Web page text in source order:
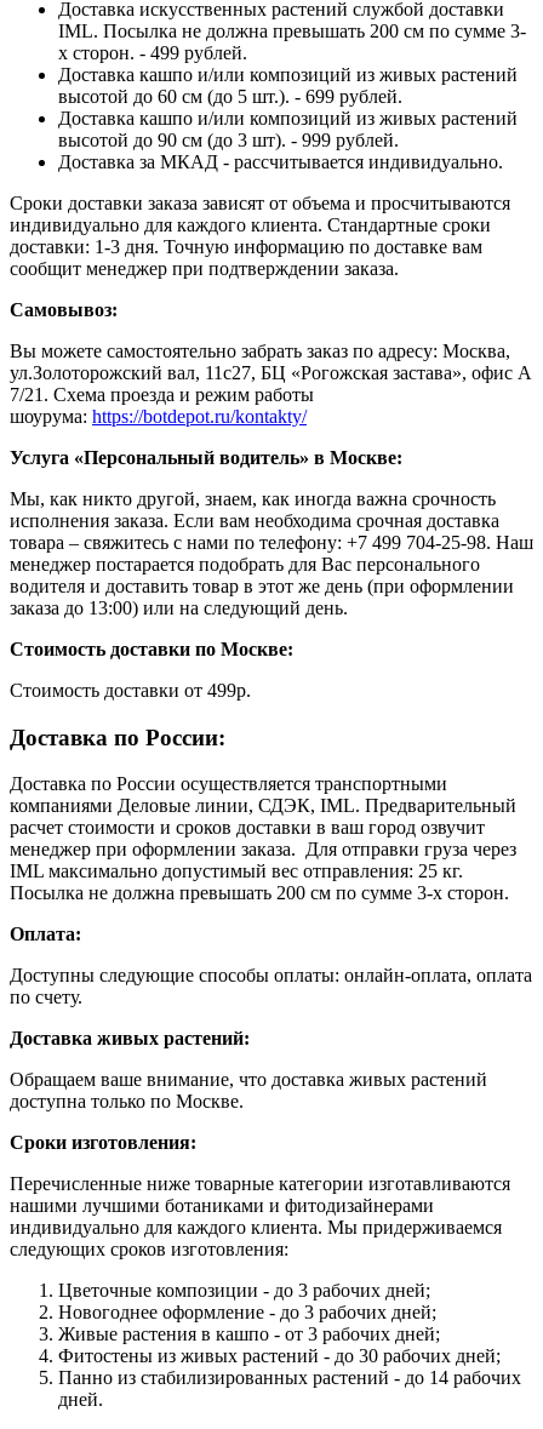
Доставка искусственных растений службой доставки
IML. Посылка не должна превышать 200 см по сумме 3-
х сторон. - 499 рублей.
Доставка кашпо и/или композиций из живых растений
высотой до 60 см (до 5 шт.). - 699 рублей.
Доставка кашпо и/или композиций из живых растений
высотой до 90 см (до 3 шт). - 999 рублей.
Доставка за МКАД - рассчитывается индивидуально.
Сроки доставки заказа зависят от объема и просчитываются
индивидуально для каждого клиента. Стандартные сроки
доставки: 1-3 дня. Точную информацию по доставке вам
сообщит менеджер при подтверждении заказа.
Самовывоз:
Вы можете самостоятельно забрать заказ по адресу: Москва,
ул.Золоторожский вал, 11с27, БЦ «Рогожская застава», офис А
7/21. Схема проезда и режим работы
шоурума: https://botdepot.ru/kontakty/
Услуга «Персональный водитель» в Москве:
Мы, как никто другой, знаем, как иногда важна срочность
исполнения заказа. Если вам необходима срочная доставка
товара – свяжитесь с нами по телефону: +7 499 704-25-98. Наш
менеджер постарается подобрать для Вас персонального
водителя и доставить товар в этот же день (при оформлении
заказа до 13:00) или на следующий день.
Стоимость доставки по Москве:
Cтоимость доставки от 499р.
Доставка по России:
Доставка по России осуществляется транспортными
компаниями Деловые линии, СДЭК, IML. Предварительный
расчет стоимости и сроков доставки в ваш город озвучит
менеджер при оформлении заказа. Для отправки груза через
IML максимально допустимый вес отправления: 25 кг.
Посылка не должна превышать 200 см по сумме 3-х сторон.
Оплата:
Доступны следующие способы оплаты: онлайн-оплата, оплата
по счету.
Доставка живых растений:
Обращаем ваше внимание, что доставка живых растений
доступна только по Москве.
Сроки изготовления:
Перечисленные ниже товарные категории изготавливаются
нашими лучшими ботаниками и фитодизайнерами
индивидуально для каждого клиента. Мы придерживаемся
следующих сроков изготовления:
Цветочные композиции - до 3 рабочих дней;
Новогоднее оформление - до 3 рабочих дней;
Живые растения в кашпо - от 3 рабочих дней;
Фитостены из живых растений - до 30 рабочих дней;
Панно из стабилизированных растений - до 14 рабочих
дней.